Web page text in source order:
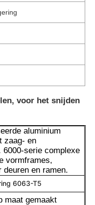
voor het snijden
aluminium
zaag- en
6000-serie complexe
vormframes,
deuren en ramen.
6063-T5
maat gemaakt